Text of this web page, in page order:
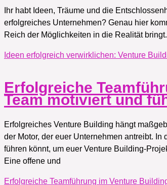
Ihr habt Ideen, Träume und die
erfolgreiches Unternehmen? Genau hier
Reich der Möglichkeiten in die Realität
Ideen erfolgreich verwirklichen: Venture
Erfolgreiche
Team motiviert und
Erfolgreiches Venture Building hängt
der Motor, der euer Unternehmen antreibt.
führen könnt, um euer Venture Building-
Eine offene und
Erfolgreiche Teamführung im Venture